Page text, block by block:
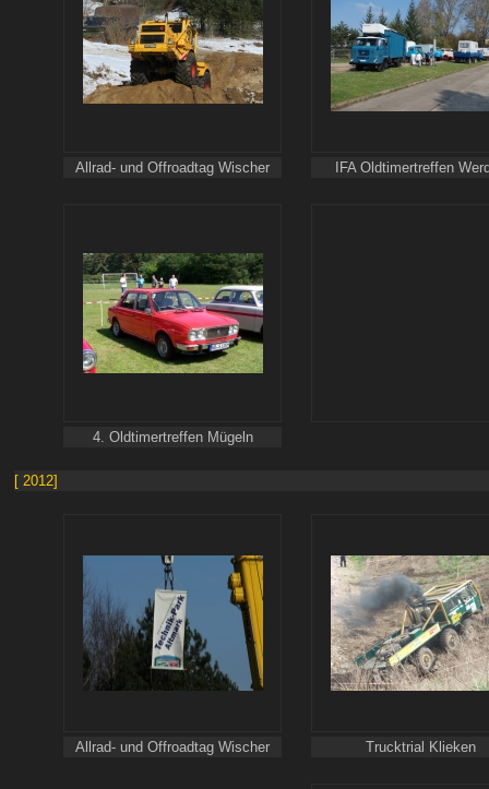
Allrad- und Offroadtag Wischer IFA Oldtimertreffen
4. Oldtimertreffen Mügeln
[ 2012]
Allrad- und Offroadtag Wischer Trucktrial Klieken